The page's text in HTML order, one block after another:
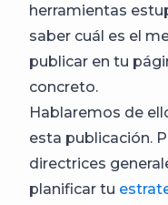
herramientas
saber cuál es el
publicar en tu
concreto.
Hablaremos de
esta publicación.
directrices
planificar tu